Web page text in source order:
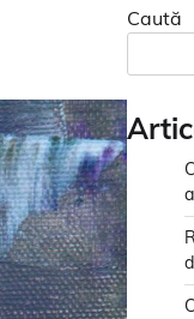
Caută